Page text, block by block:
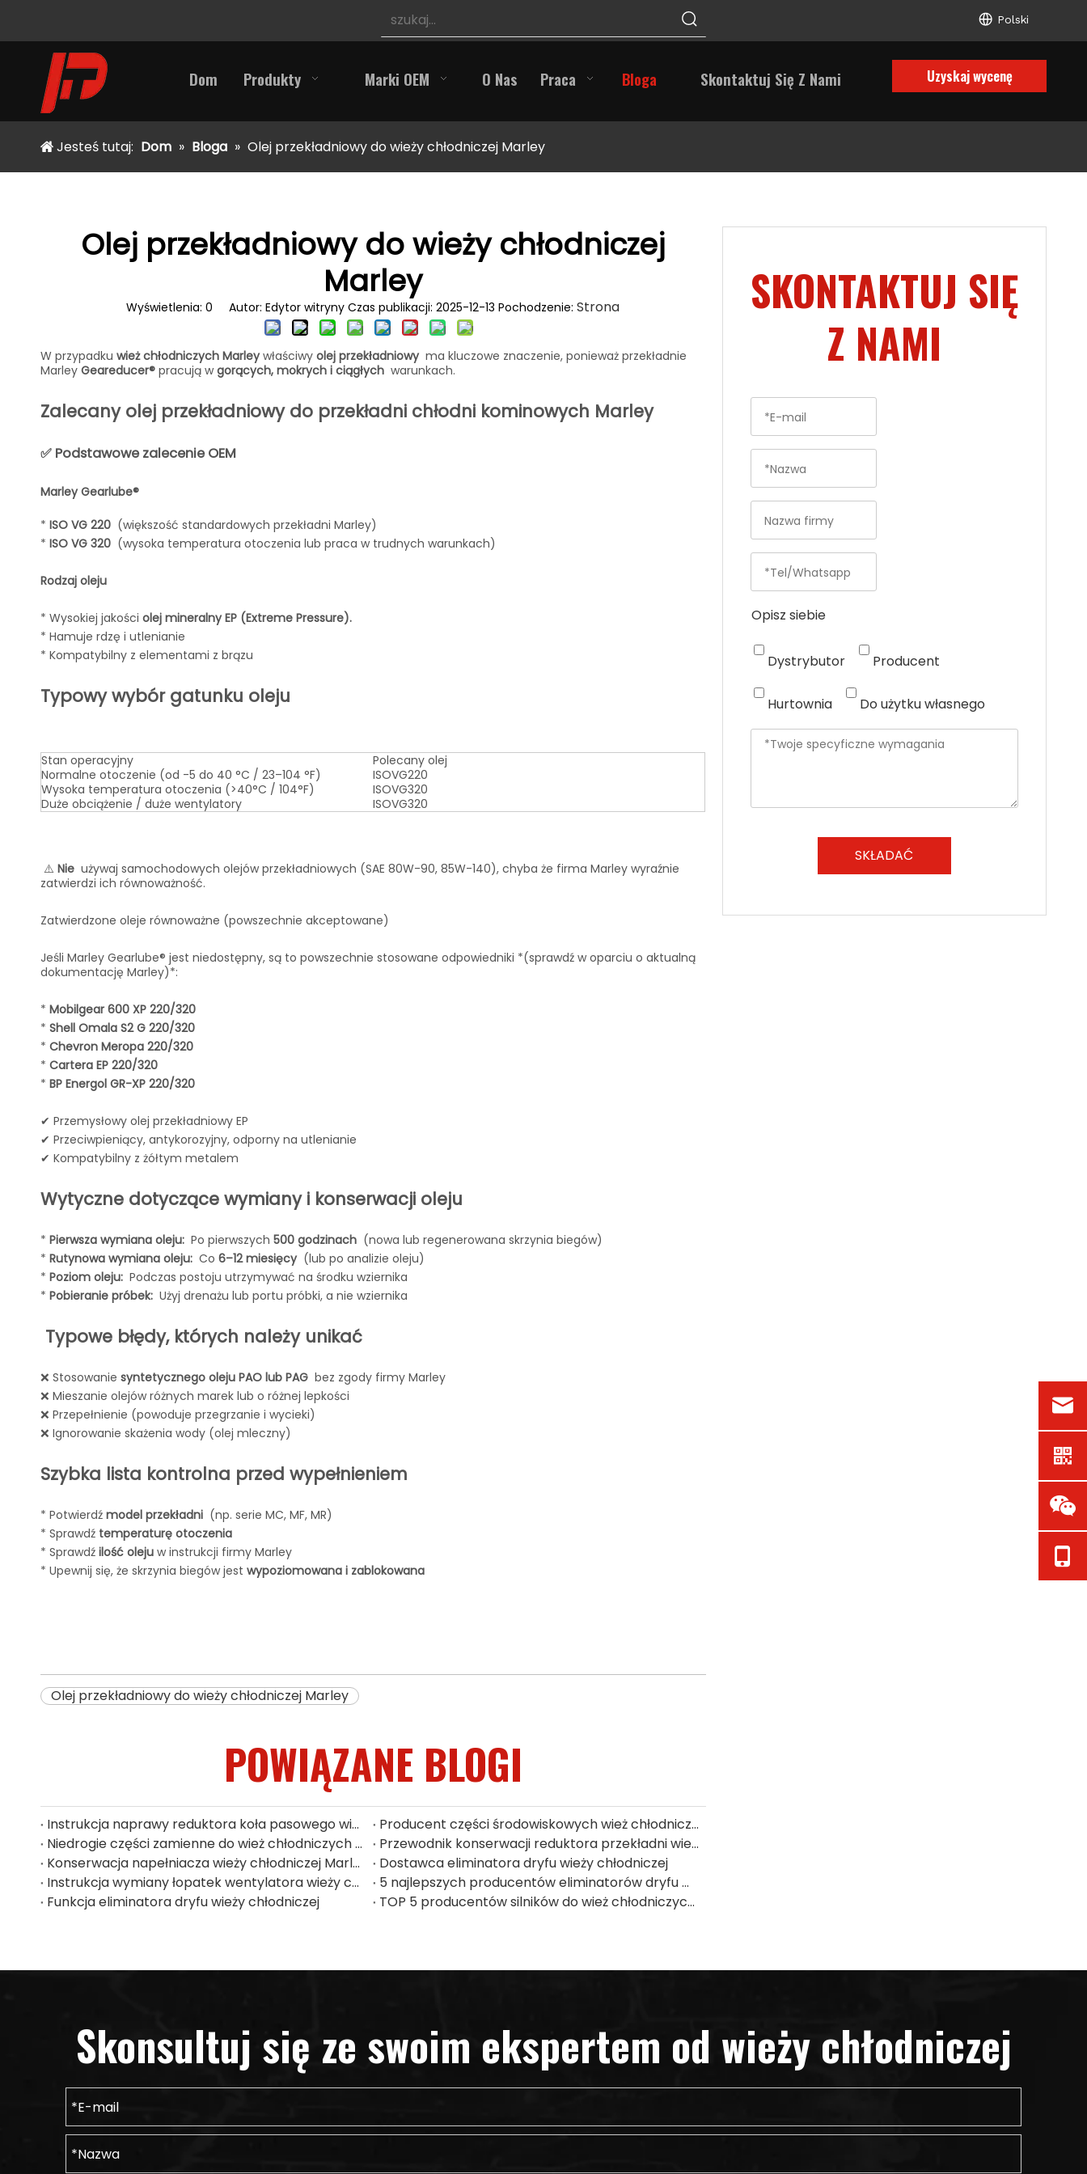
Polski
Dom Produkty Marki OEM O Nas Praca Bloga Skontaktuj Się Z Nami Uzyskaj wycenę
Jesteś tutaj: Dom » Bloga » Olej przekładniowy do wieży chłodniczej Marley
Olej przekładniowy do wieży chłodniczej
Marley
Wyświetlenia:0 Autor: Edytor witryny Czas publikacji: 2025-12-13 Pochodzenie:Strona
W przypadku wież chłodniczych Marleywłaściwy olej przekładniowy ma kluczowe znaczenie, ponieważ przekładnie
Marley Geareducer® pracują wgorących, mokrych i ciągłych warunkach.
Zalecany olej przekładniowy do przekładni chłodni kominowych Marley
✅ Podstawowe zalecenie OEM
Marley Gearlube®
* ISO VG 220 (większość standardowych przekładni Marley)
* ISO VG 320 (wysoka temperatura otoczenia lub praca w trudnych warunkach)
Rodzaj oleju
* Wysokiej jakości olej mineralny EP (Extreme Pressure).
* Hamuje rdzę i utlenianie
* Kompatybilny z elementami z brązu
Typowy wybór gatunku oleju
Stan operacyjny
Polecany olej
Normalne otoczenie (od -5 do 40 °C / 23–104 °F)
ISOVG220
Wysoka temperatura otoczenia (>40°C / 104°F)
ISOVG320
Duże obciążenie / duże wentylatory
ISOVG320
⚠️ Nie używaj samochodowych olejów przekładniowych (SAE 80W-90, 85W-140), chyba że firma Marley wyraźnie
zatwierdzi ich równoważność.
Zatwierdzone oleje równoważne (powszechnie akceptowane)
Jeśli Marley Gearlube® jest niedostępny, są to powszechnie stosowane odpowiedniki *(sprawdź w oparciu o aktualną
dokumentację Marley)*:
* Mobilgear 600 XP 220/320
* Shell Omala S2 G 220/320
* Chevron Meropa 220/320
* Cartera EP 220/320
* BP Energol GR-XP 220/320
✔ Przemysłowy olej przekładniowy EP
✔ Przeciwpieniący, antykorozyjny, odporny na utlenianie
✔ Kompatybilny z żółtym metalem
Wytyczne dotyczące wymiany i konserwacji oleju
* Pierwsza wymiana oleju: Po pierwszych 500 godzinach (nowa lub regenerowana skrzynia biegów)
* Rutynowa wymiana oleju: Co 6–12 miesięcy (lub po analizie oleju)
* Poziom oleju: Podczas postoju utrzymywać na środku wziernika
* Pobieranie próbek: Użyj drenażu lub portu próbki, a nie wziernika
Typowe błędy, których należy unikać
❌ Stosowanie syntetycznego oleju PAO lub PAG bez zgody firmy Marley
❌ Mieszanie olejów różnych marek lub o różnej lepkości
❌ Przepełnienie (powoduje przegrzanie i wycieki)
❌ Ignorowanie skażenia wody (olej mleczny)
Szybka lista kontrolna przed wypełnieniem
* Potwierdź model przekładni (np. serie MC, MF, MR)
* Sprawdź temperaturę otoczenia
* Sprawdź ilość oleju w instrukcji firmy Marley
* Upewnij się, że skrzynia biegów jest wypoziomowana i zablokowana
Olej przekładniowy do wieży chłodniczej Marley
POWIĄZANE BLOGI
Instrukcja naprawy reduktora koła pasowego wieży chłodniczej Liangchi
Producent części środowiskowych wież chłodniczych
Niedrogie części zamienne do wież chłodniczych do użytku komercyjnego
Przewodnik konserwacji reduktora przekładni wieży chłodniczej | Przegląd i naprawa skrzyni biegów
Konserwacja napełniacza wieży chłodniczej Marley
Dostawca eliminatora dryfu wieży chłodniczej
Instrukcja wymiany łopatek wentylatora wieży chłodniczej Liangchi
5 najlepszych producentów eliminatorów dryfu wieży chłodniczej w Pakistanie
Funkcja eliminatora dryfu wieży chłodniczej
TOP 5 producentów silników do wież chłodniczych w Japonii
SKONTAKTUJ SIĘ
Z NAMI
Opisz siebie
Dystrybutor Producent
Hurtownia Do użytku własnego
SKŁADAĆ
Skonsultuj się ze swoim ekspertem od wieży chłodniczej